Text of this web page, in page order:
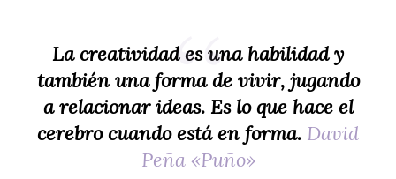
La creatividad es una habilidad y
también una forma de vivir, jugando
a relacionar ideas. Es lo que hace el
cerebro cuando está en forma. David
Peña «Puño»